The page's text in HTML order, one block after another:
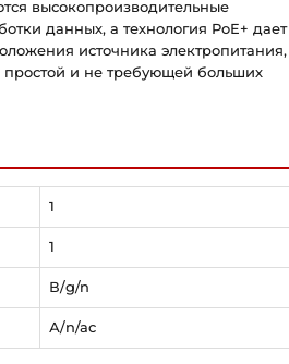
высокопроизводительные
данных, а технология PoE+ дает
источника электропитания,
простой и не требующей больших
1
1
В/g/n
А/n/ac